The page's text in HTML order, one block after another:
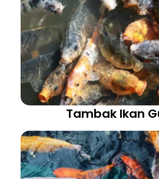
Tambak Ikan